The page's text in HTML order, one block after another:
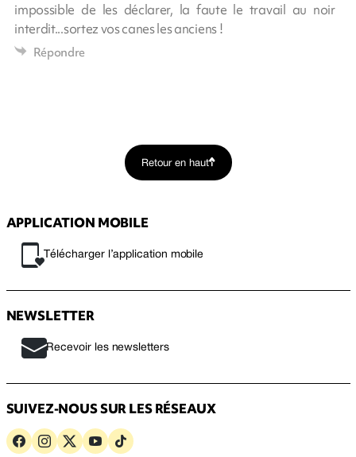
impossible de les déclarer, la faute le travail au noir
interdit...sortez vos canes les anciens !
Répondre
Retour en haut
APPLICATION MOBILE
Télécharger l’application mobile
NEWSLETTER
Recevoir les newsletters
SUIVEZ-NOUS SUR LES RÉSEAUX